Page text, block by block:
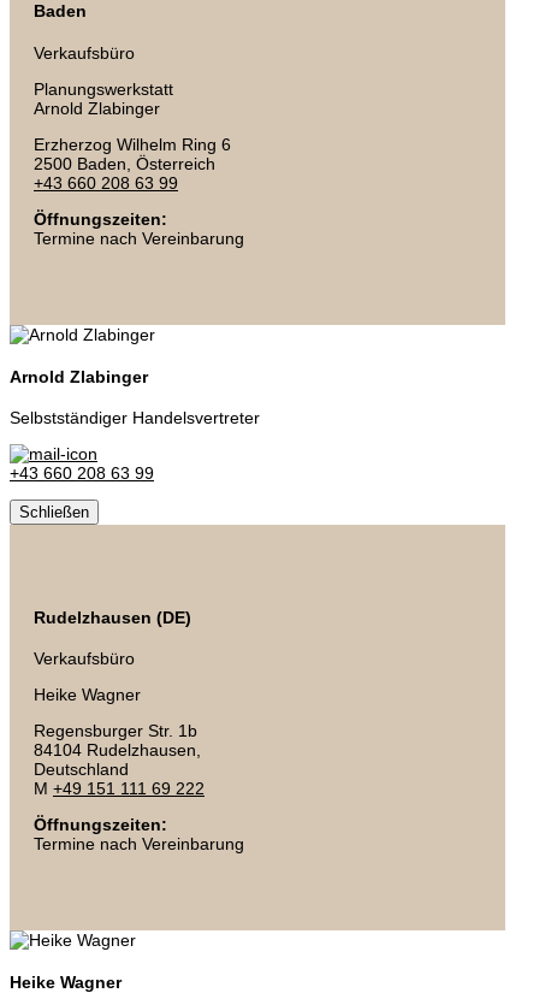
Baden
Verkaufsbüro
Planungswerkstatt
Arnold Zlabinger
Erzherzog Wilhelm Ring 6
2500 Baden , Österreich
+43 660 208 63 99
Öffnungszeiten:
Termine nach Vereinbarung
Arnold Zlabinger
Selbstständiger Handelsvertreter
+43 660 208 63 99
Schließen
Rudelzhausen (DE)
Verkaufsbüro
Heike Wagner
Regensburger Str. 1b
84104 Rudelzhausen,
Deutschland
M +49 151 111 69 222
Öffnungszeiten:
Termine nach Vereinbarung
Heike Wagner